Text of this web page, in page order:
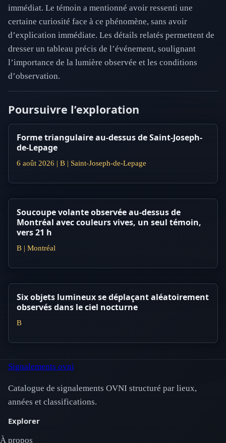
immédiat. Le témoin a mentionné avoir ressenti une
certaine curiosité face à ce phénomène, sans avoir
d’explication immédiate. Les détails relatés permettent de
dresser un tableau précis de l’événement, soulignant
l’importance de la lumière observée et les conditions
d’observation.
Poursuivre l’exploration
Forme triangulaire au-dessus de Saint-Joseph-
de-Lepage
6 août 2026 | B | Saint-Joseph-de-Lepage
Soucoupe volante observée au-dessus de
Montréal avec couleurs vives, un seul témoin,
vers 21 h
B | Montréal
Six objets lumineux se déplaçant aléatoirement
observés dans le ciel nocturne
B
Signalements ovni
Catalogue de signalements OVNI structuré par lieux,
années et classifications.
Explorer
À propos